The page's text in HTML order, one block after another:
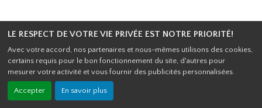
LE RESPECT DE VOTRE VIE PRIVÉE EST NOTRE PRIORITÉ!
Avec votre accord, nos partenaires et nous-mêmes utilisons des cookies,
certains requis pour le bon fonctionnement du site, d'autres pour
mesurer votre activité et vous fournir des publicités personnalisées.
Accepter En savoir plus